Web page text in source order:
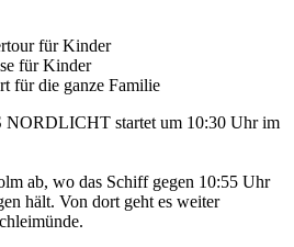
für Kinder
für Kinder
für die ganze Familie
NORDLICHT startet um 10:30 Uhr im
ab, wo das Schiff gegen 10:55 Uhr
hält. Von dort geht es weiter